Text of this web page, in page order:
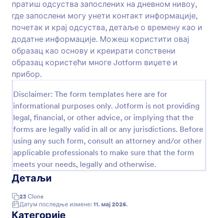
пратиш одсуства запослених на дневном нивоу,
где запослени могу унети контакт информације,
почетак и крај одсуства, детаље о времену као и
додатне информације. Можеш користити овај
образац као основу и креирати сопствени
образац користећи многе Jotform виџете и
прибор.
Disclaimer: The form templates here are for
informational purposes only. Jotform is not providing
legal, financial, or other advice, or implying that the
forms are legally valid in all or any jurisdictions. Before
using any such form, consult an attorney and/or other
applicable professionals to make sure that the form
meets your needs, legally and otherwise.
Детаљи
23 Clone
Датум последње измене: 11. мај 2026.
Категорије
Преглед